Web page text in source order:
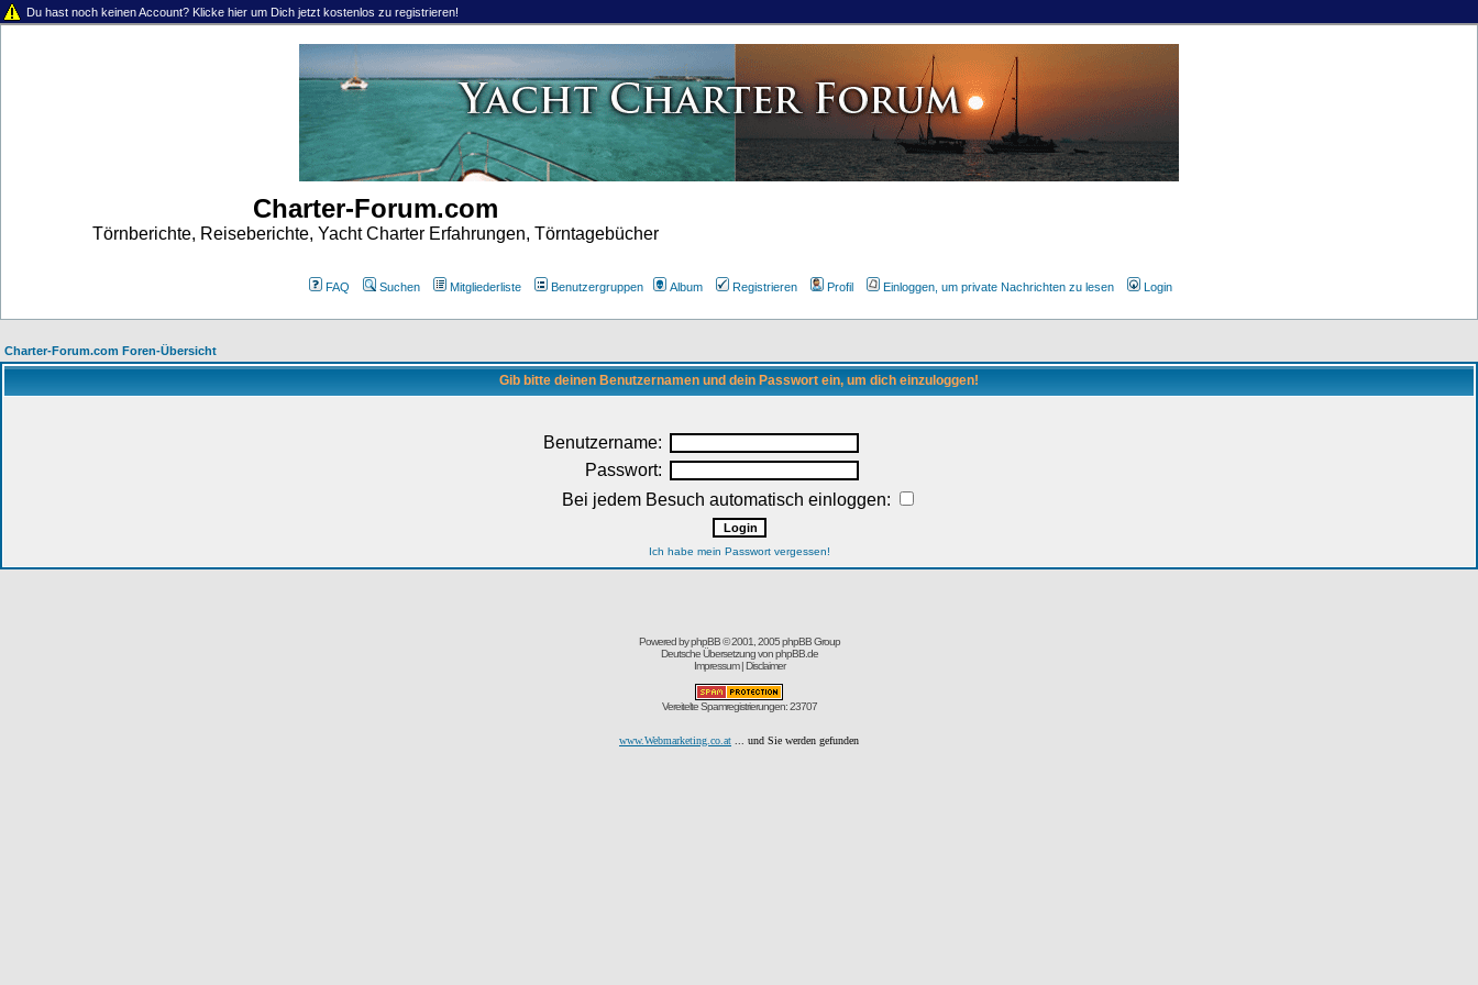
Du hast noch keinen Account? Klicke hier um Dich jetzt kostenlos zu registrieren!
Charter-Forum.com
Törnberichte, Reiseberichte, Yacht Charter Erfahrungen, Törntagebücher
FAQ Suchen Mitgliederliste Benutzergruppen Album Registrieren Profil Einloggen, um private Nachrichten zu lesen Login
Charter-Forum.com Foren-Übersicht
Gib bitte deinen Benutzernamen und dein Passwort ein, um dich einzuloggen!
Benutzername:
Passwort:
Bei jedem Besuch automatisch einloggen:
Ich habe mein Passwort vergessen!
Powered byphpBB© 2001, 2005 phpBB Group
Deutsche Übersetzung vonphpBB.de
Impressum|Disclaimer
Vereitelte Spamregistrierungen: 23707
www.Webmarketing.co.at ... und Sie werden gefunden